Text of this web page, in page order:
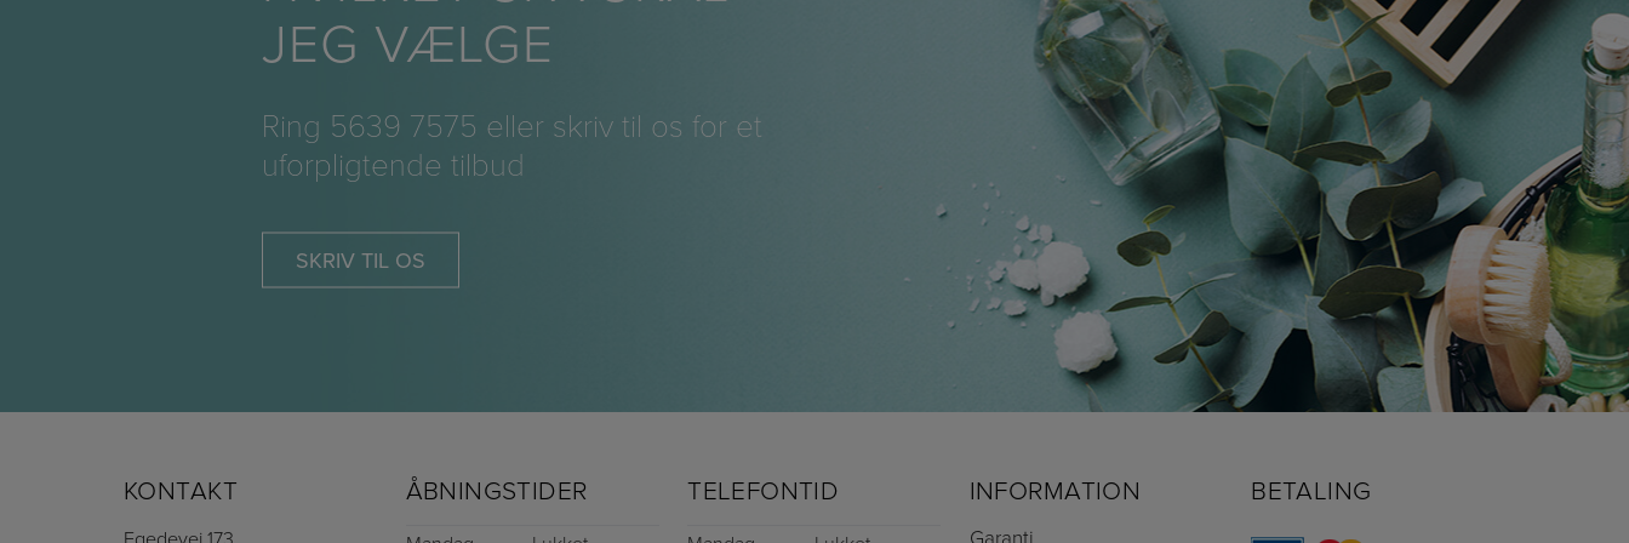
JEG VÆLGE
Ring 5639 7575 eller skriv til os for et
uforpligtende tilbud
SKRIV TIL OS
KONTAKT ÅBNINGSTIDER TELEFONTID INFORMATION BETALING